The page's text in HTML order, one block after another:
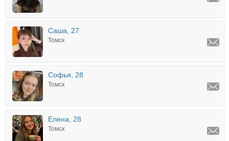
Саша, 27
Томск
Софья, 28
Томск
Елена, 28
Томск